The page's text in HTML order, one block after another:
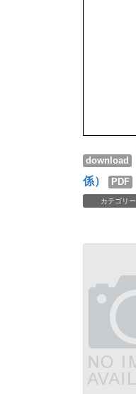
download
係）
PDF
カテゴリー